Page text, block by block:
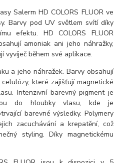
Salerm HD COLORS FLUOR ve
Barvy pod UV světlem svítí díky
efektu. HD COLORS FLUOR
amoniak ani jeho náhražky,
vyvíječ během své aplikace.
a jeho náhražek. Barvy obsahují
které zajišťují magnetické
Intenzivní barevný pigment je
do hloubky vlasu, kde je
barevné výsledky. Polymery
zacuchávání a krepatění, což
styling. Díky magnetickému